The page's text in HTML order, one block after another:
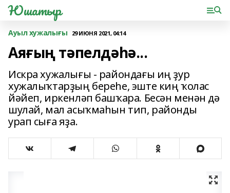
Юшатыр
Ауыл хужалығы 29 ИЮНЯ 2021, 04:14
Аяғың тәпелдәһә...
Искра хужалығы - райондағы иң ҙур
хужалыҡтарҙың береһе, эште киң ҡолас
йәйеп, иркенләп башҡара. Бесән менән дә
шулай, мал асыҡмаһын тип, районды
урап сыға яҙа.